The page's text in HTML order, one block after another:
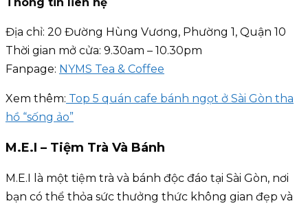
Địa chỉ: 20 Đường Hùng Vương, Phường 1, Quận 10
Thời gian mở cửa: 9.30am – 10.30pm
Fanpage: NYMS Tea & Coffee
Xem thêm: Top 5 quán cafe bánh ngọt ở Sài Gòn tha
hồ “sống ảo”
M.E.I – Tiệm Trà Và Bánh
M.E.I là một tiệm trà và bánh độc đáo tại Sài Gòn, nơi
bạn có thể thỏa sức thưởng thức không gian đẹp và